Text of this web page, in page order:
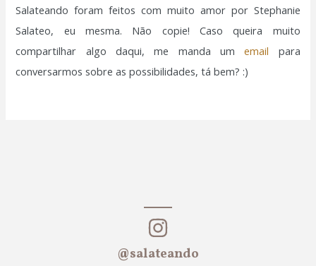
Salateando foram feitos com muito amor por Stephanie
Salateo, eu mesma. Não copie! Caso queira muito
compartilhar algo daqui, me manda umemail para
conversarmos sobre as possibilidades, tá bem? :)
@salateando